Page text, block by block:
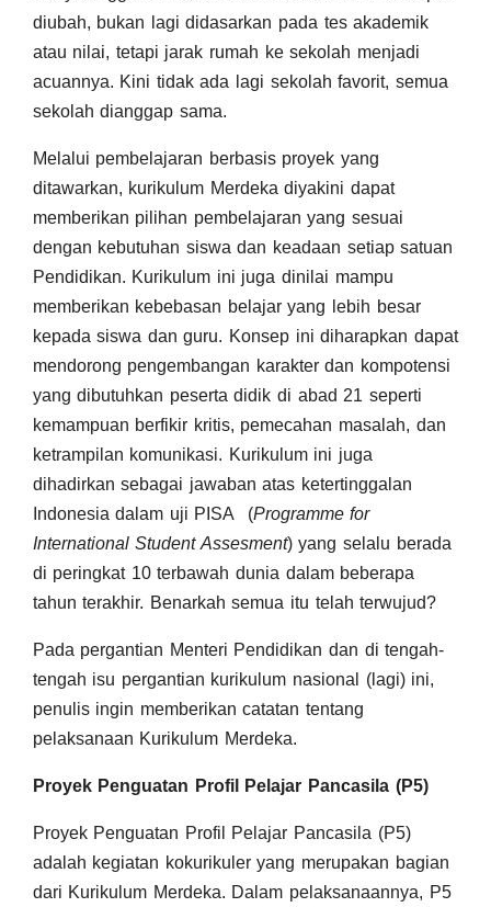
diubah, bukan lagi didasarkan pada tes akademik
atau nilai, tetapi jarak rumah ke sekolah menjadi
acuannya. Kini tidak ada lagi sekolah favorit, semua
sekolah dianggap sama.
Melalui pembelajaran berbasis proyek yang
ditawarkan, kurikulum Merdeka diyakini dapat
memberikan pilihan pembelajaran yang sesuai
dengan kebutuhan siswa dan keadaan setiap satuan
Pendidikan. Kurikulum ini juga dinilai mampu
memberikan kebebasan belajar yang lebih besar
kepada siswa dan guru. Konsep ini diharapkan dapat
mendorong pengembangan karakter dan kompotensi
yang dibutuhkan peserta didik di abad 21 seperti
kemampuan berfikir kritis, pemecahan masalah, dan
ketrampilan komunikasi. Kurikulum ini juga
dihadirkan sebagai jawaban atas ketertinggalan
Indonesia dalam uji PISA (Programme for
International Student Assesment) yang selalu berada
di peringkat 10 terbawah dunia dalam beberapa
tahun terakhir. Benarkah semua itu telah terwujud?
Pada pergantian Menteri Pendidikan dan di tengah-
tengah isu pergantian kurikulum nasional (lagi) ini,
penulis ingin memberikan catatan tentang
pelaksanaan Kurikulum Merdeka.
Proyek Penguatan Profil Pelajar Pancasila (P5)
Proyek Penguatan Profil Pelajar Pancasila (P5)
adalah kegiatan kokurikuler yang merupakan bagian
dari Kurikulum Merdeka. Dalam pelaksanaannya, P5